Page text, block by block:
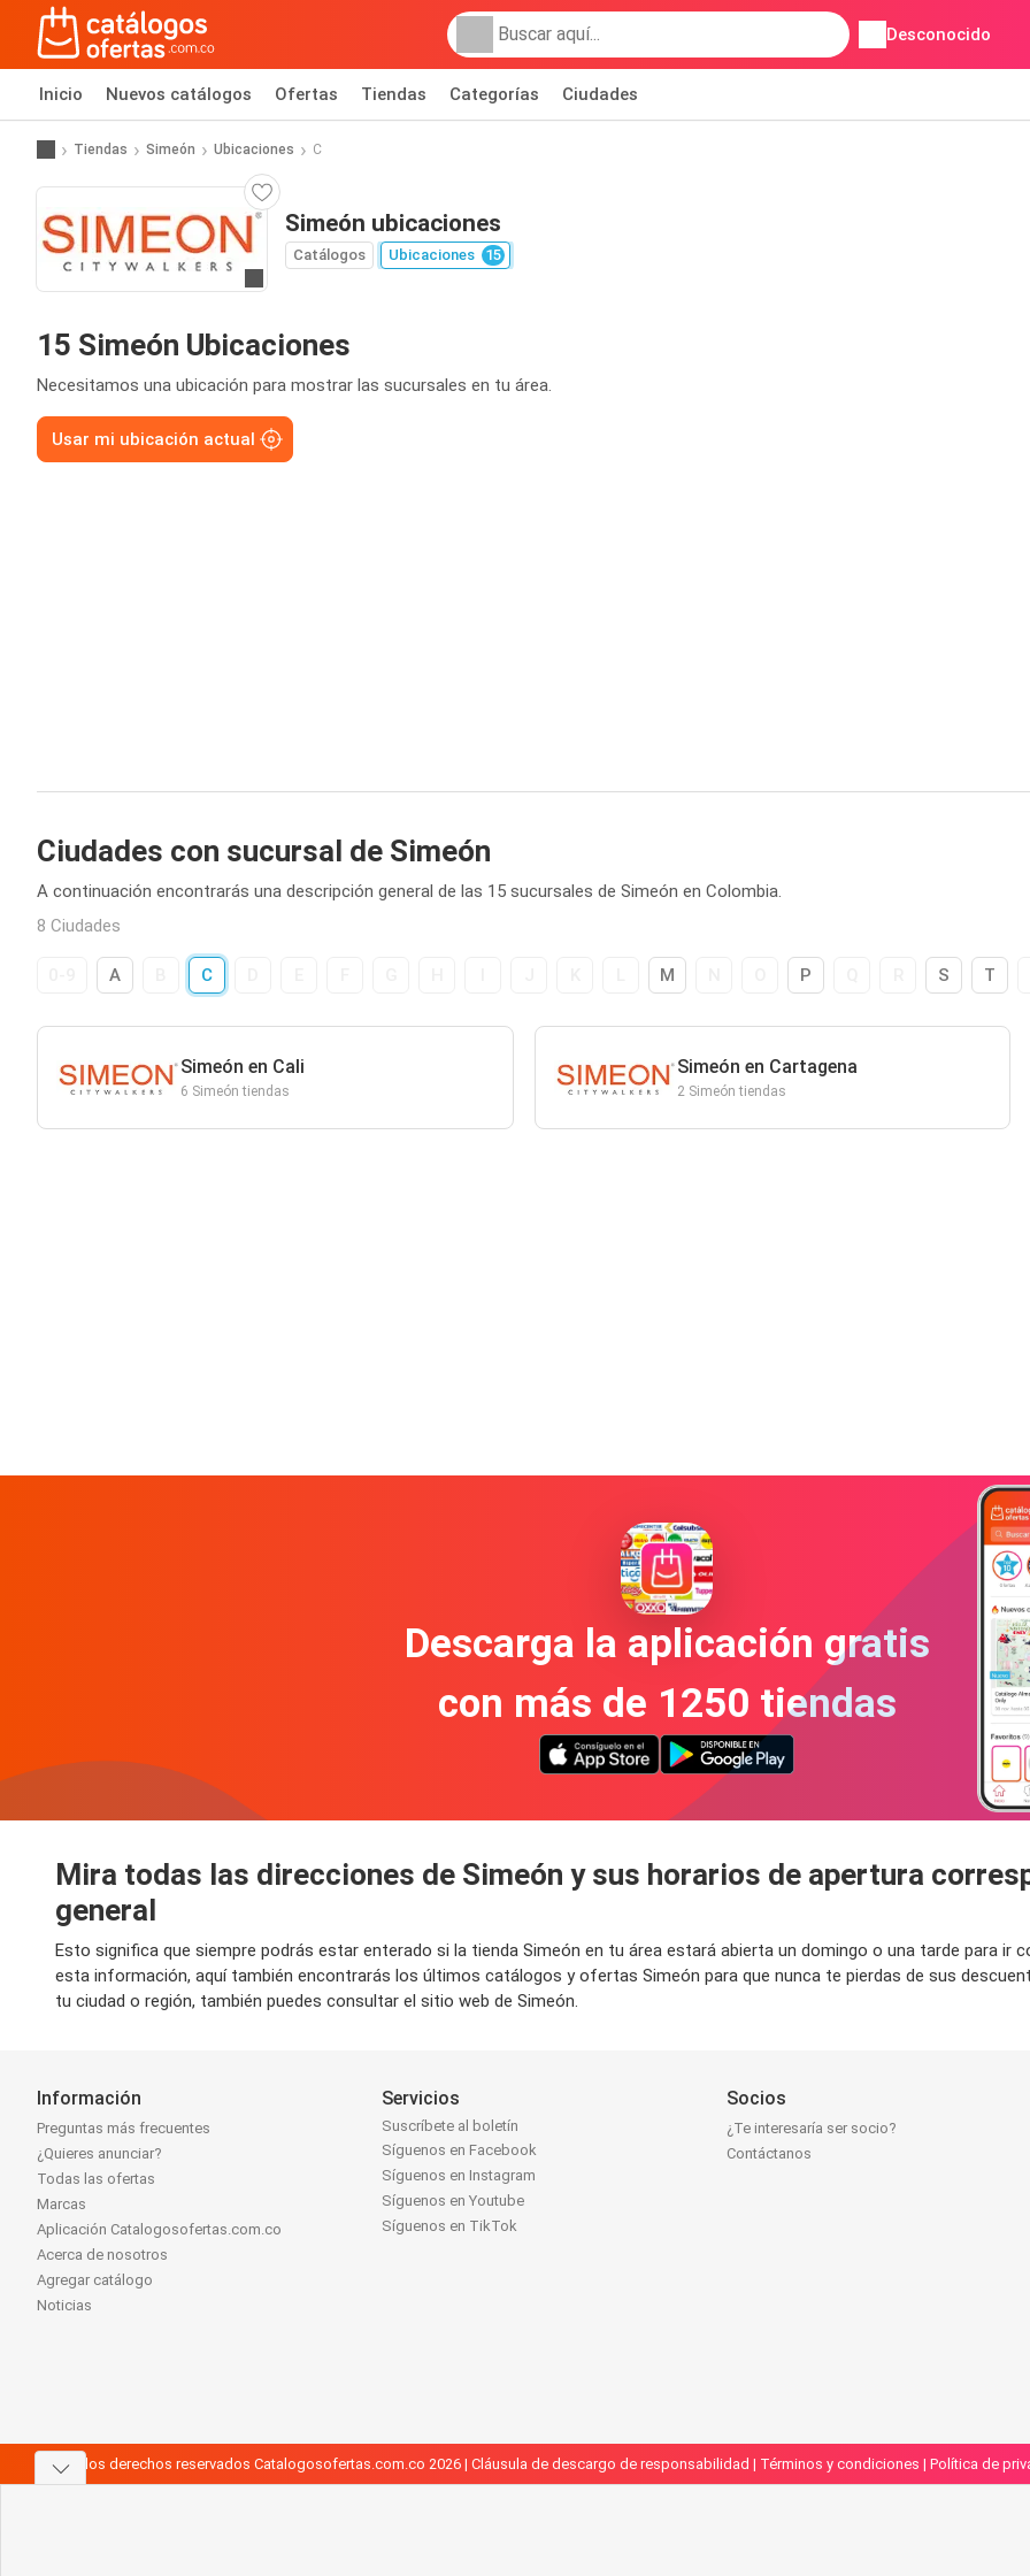
Desconocido
Inicio Nuevos catálogos Ofertas Tiendas Categorías Ciudades
Tiendas Simeón Ubicaciones C
Simeón ubicaciones
Catálogos Ubicaciones 15
15 Simeón Ubicaciones
Necesitamos una ubicación para mostrar las sucursales en tu área.
Usar mi ubicación actual
Ciudades con sucursal de Simeón
A continuación encontrarás una descripción general de las 15 sucursales de Simeón en Colombia.
8 Ciudades
A C M P S T
Simeón en Cali
6 Simeón tiendas
Simeón en Cartagena
2 Simeón tiendas
Descarga la aplicación gratis
con más de 1250 tiendas
Mira todas las direcciones de Simeón y sus horarios de apertura
general
Esto significa que siempre podrás estar enterado si la tienda Simeón en tu área estará abierta un domingo o una tarde para ir
esta información, aquí también encontrarás los últimos catálogos y ofertas Simeón para que nunca te pierdas de sus
tu ciudad o región, también puedes consultar el sitio web de Simeón.
Información
Preguntas más frecuentes
¿Quieres anunciar?
Todas las ofertas
Marcas
Aplicación Catalogosofertas.com.co
Acerca de nosotros
Agregar catálogo
Noticias
Servicios
Suscríbete al boletín
Síguenos en Facebook
Síguenos en Instagram
Síguenos en Youtube
Síguenos en TikTok
Socios
¿Te interesaría ser socio?
Contáctanos
Todos los derechos reservados Catalogosofertas.com.co 2026 | Cláusula de descargo de responsabilidad | Términos y condiciones | Política de